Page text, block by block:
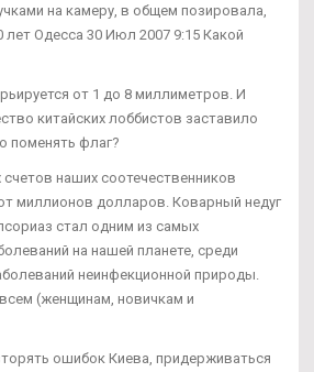
на камеру, в общем позировала,
лет Одесса 30 Июл 2007 9:15 Какой
от 1 до 8 миллиметров. И
китайских лоббистов заставило
поменять флаг?
наших соотечественников
миллионов долларов. Коварный недуг
стал одним из самых
на нашей планете, среди
неинфекционной природы.
(женщинам, новичкам и
ошибок Киева, придерживаться